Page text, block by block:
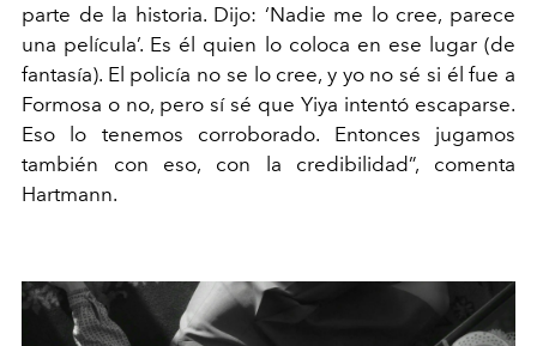
parte de la historia. Dijo: ‘Nadie me lo cree, parece
una película’. Es él quien lo coloca en ese lugar (de
fantasía). El policía no se lo cree, y yo no sé si él fue a
Formosa o no, pero sí sé que Yiya intentó escaparse.
Eso lo
tenemos corroborado. Entonces jugamos
también con eso, con
la credibilidad”, comenta
Hartmann.